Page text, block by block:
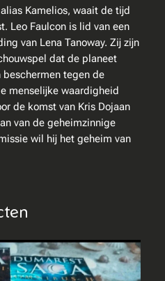
Kamelios, waait de tijd
Leo Faulcon is lid van een
van Lena Tanoway. Zij zijn
dat de planeet
tegen de
menselijke waardigheid
de komst van Kris Dojaan
van de geheimzinnige
wil hij het geheim van